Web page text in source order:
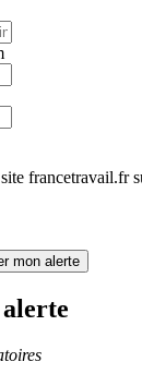
francetravail.fr
mon alerte